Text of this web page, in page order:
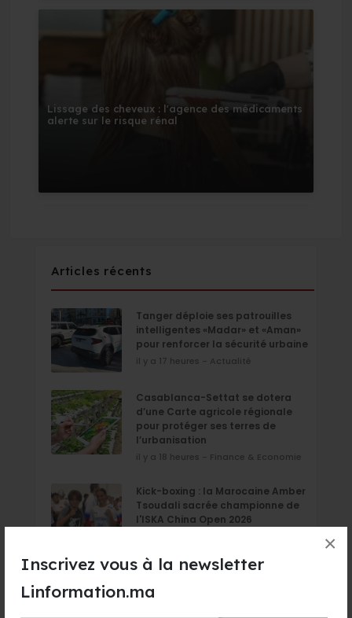
Inscrivez vous à la newsletter
Linformation.ma
×
Lissage des cheveux : l'agence des médicaments
alerte sur le risque rénal
Articles récents
Tanger déploie ses patrouilles
intelligentes «Madar» et «Aman»
pour renforcer la sécurité urbaine
il y a 17 heures - Actualité
Casablanca-Settat se dotera
d’une Carte agricole régionale
pour protéger ses terres de
l’urbanisation
il y a 18 heures - Finance & Economie
Kick-boxing : la Marocaine Amber
Tsoudali sacrée championne de
l'ISKA China Open 2026
Les Marocains de l’étranger
pourront recourir aux procurations
électroniques pour les élections
de septembre